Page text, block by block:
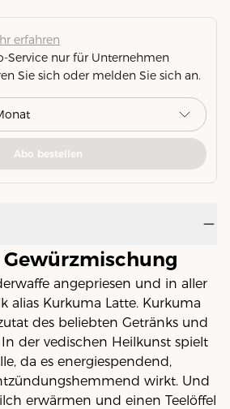
erfahren
Service nur für Unternehmen
Sie sich oder melden Sie sich an.
Abo bestellen
angepriesen und in aller
alias Kurkuma Latte. Kurkuma
des beliebten Getränks und
der vedischen Heilkunst spielt
da es energiespendend,
wirkt. Und
erwärmen und einen Teelöffel